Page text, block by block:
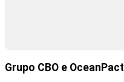
Grupo CBO e OceanPact